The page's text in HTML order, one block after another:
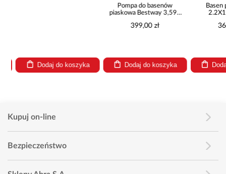
Dodaj do koszyka
Pompa do basenów
piaskowa Bestway 3,596
399,00 zł
Dodaj do koszyka
Basen
Kupuj on-line
Bezpieczeństwo